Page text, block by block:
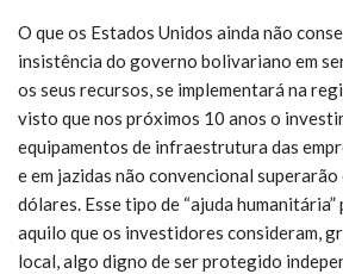
O que os Estados Unidos ainda não
insistência do governo bolivariano em
os seus recursos, se implementará na
visto que nos próximos 10 anos o
equipamentos de infraestrutura das
e em jazidas não convencional
dólares. Esse tipo de “ajuda
aquilo que os investidores consideram,
local, algo digno de ser protegido